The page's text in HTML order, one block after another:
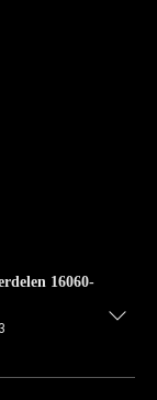
16060-